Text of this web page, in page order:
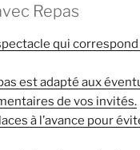
Repas
qui
est adapté aux
de vos invités.
à l’avance pour